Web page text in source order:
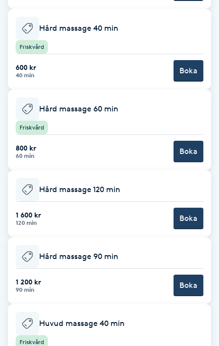
Diamantslipning
Extensions
Extensions borttagning
Face framing
Fet hårbotten
Fettreducering
Fillers
Hård massage 40 min
Friskvård
600 kr
40 min Boka
Hård massage 60 min
Friskvård
800 kr
60 min Boka
Hård massage 120 min
1 600 kr
120 min Boka
Hård massage 90 min
1 200 kr
90 min Boka
Huvud massage 40 min
Friskvård